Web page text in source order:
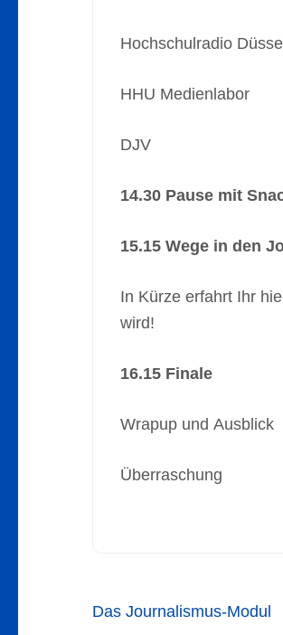
Hochschulradio
HHU Medienlabor
DJV
14.30 Pause mit
15.15 Wege in den
In Kürze erfahrt Ihr
wird!
16.15 Finale
Wrapup und Ausblick
Überraschung
Das Journalismus-Modul